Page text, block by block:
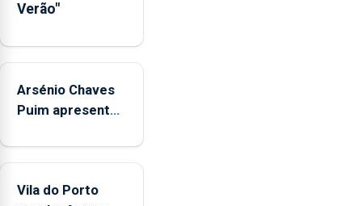
Verão"
Arsénio Chaves
Puim apresenta
Biblioteca de Vila
Vila do Porto